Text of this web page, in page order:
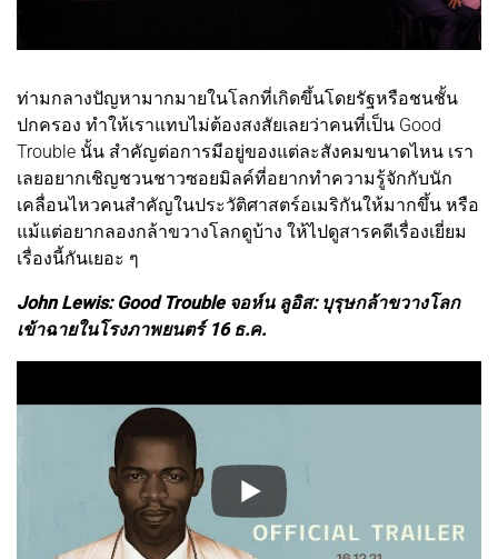
ท่ามกลางปัญหามากมายในโลกที่เกิดขึ้นโดยรัฐหรือชนชั้น
ปกครอง ทำให้เราแทบไม่ต้องสงสัยเลยว่าคนที่เป็น Good
Trouble นั้น สำคัญต่อการมีอยู่ของแต่ละสังคมขนาดไหน เรา
เลยอยากเชิญชวนชาวซอยมิลค์ที่อยากทำความรู้จักกับนัก
เคลื่อนไหวคนสำคัญในประวัติศาสตร์อเมริกันให้มากขึ้น หรือ
แม้แต่อยากลองกล้าขวางโลกดูบ้าง ให้ไปดูสารคดีเรื่องเยี่ยม
เรื่องนี้กันเยอะ ๆ
John Lewis: Good Trouble จอห์น ลูอิส: บุรุษกล้าขวางโลก
เข้าฉายในโรงภาพยนตร์ 16 ธ.ค.